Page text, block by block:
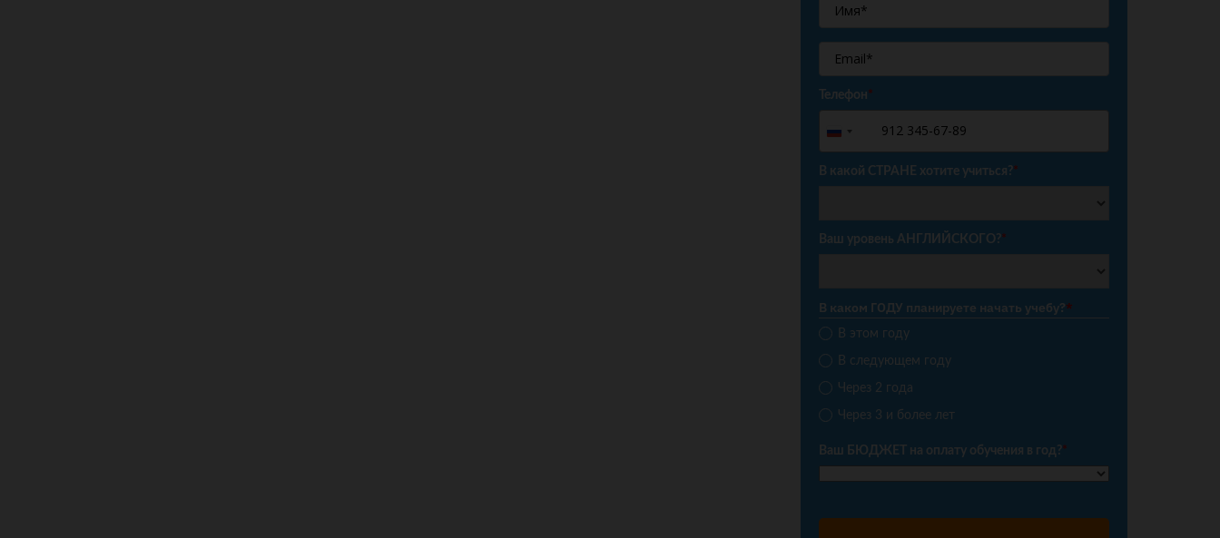
Телефон*
Russia
+7
В какой СТРАНЕ хотите учиться?*
Ваш уровень АНГЛИЙСКОГО?*
В каком ГОДУ планируете начать учебу?*
В этом году
В следующем году
Через 2 года
Через 3 и более лет
Ваш БЮДЖЕТ на оплату обучения в год?*